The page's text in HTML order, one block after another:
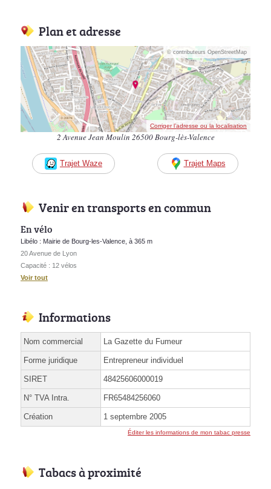
Plan et adresse
© contributeurs OpenStreetMap
Corriger l’adresse ou la localisation
2 Avenue Jean Moulin 26500 Bourg-lès-Valence
Trajet Waze Trajet Maps
Venir en transports en commun
En vélo
Libélo : Mairie de Bourg-les-Valence, à 365 m
20 Avenue de Lyon
Capacité : 12 vélos
Voir tout
Informations
Nom commercial La Gazette du Fumeur
Forme juridique Entrepreneur individuel
SIRET 48425606000019
N° TVA Intra. FR65484256060
Création 1 septembre 2005
Éditer les informations de mon tabac presse
Tabacs à proximité